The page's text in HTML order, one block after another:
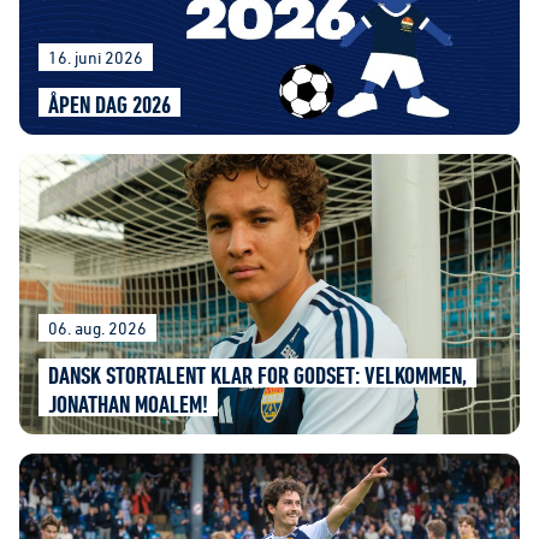
16. juni 2026
ÅPEN DAG 2026
06. aug. 2026
DANSK STORTALENT KLAR FOR GODSET: VELKOMMEN,
JONATHAN MOALEM!